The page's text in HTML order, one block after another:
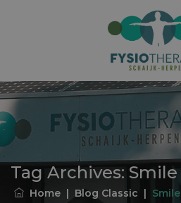
Tag Archives: Smile
Home | Blog Classic | Smile